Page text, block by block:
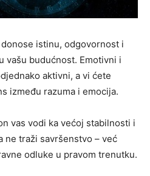
istinu, odgovornost i
vašu budućnost. Emotivni i
aktivni, a vi ćete
između razuma i emocija.
vas vodi ka većoj stabilnosti i
ne traži savršenstvo – već
odluke u pravom trenutku.